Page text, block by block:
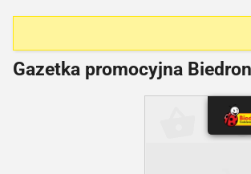
Gazetka promocyjna